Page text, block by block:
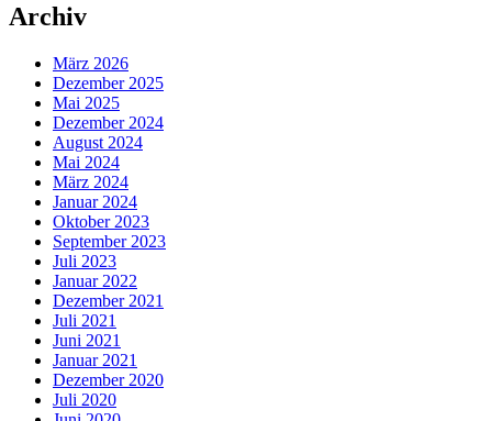
Archiv
März 2026
Dezember 2025
Mai 2025
Dezember 2024
August 2024
Mai 2024
März 2024
Januar 2024
Oktober 2023
September 2023
Juli 2023
Januar 2022
Dezember 2021
Juli 2021
Juni 2021
Januar 2021
Dezember 2020
Juli 2020